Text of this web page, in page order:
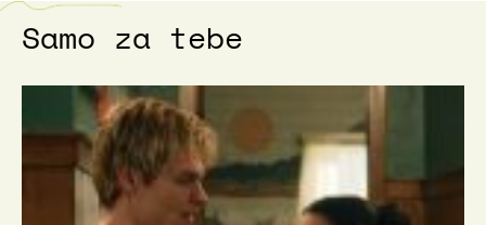
Samo za tebe